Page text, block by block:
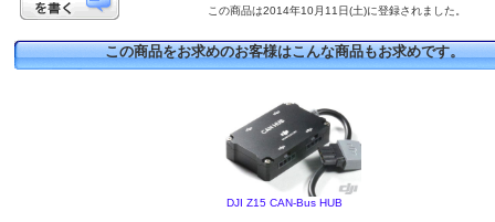
この商品は2014年10月11日(土)に登録されました。
この商品をお求めのお客様はこんな商品もお求めです。
DJI Z15 CAN-Bus HUB